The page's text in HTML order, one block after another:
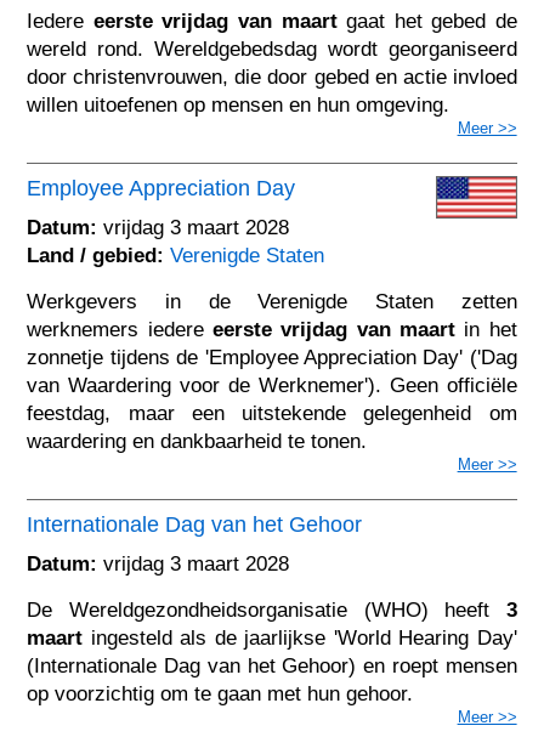
Iedere eerste vrijdag van maartgaat het gebed de
wereld rond. Wereldgebedsdag wordt georganiseerd
door christenvrouwen, die door gebed en actie invloed
willen uitoefenen op mensen en hun omgeving.
Meer >>
Employee Appreciation Day
Datum: vrijdag 3 maart 2028
Land / gebied: Verenigde Staten
Werkgevers in de Verenigde Staten zetten
werknemers iedereeerste vrijdag van maartin het
zonnetje tijdens de 'Employee Appreciation Day' ('Dag
van Waardering voor de Werknemer'). Geen officiële
feestdag, maar een uitstekende gelegenheid om
waardering en dankbaarheid te tonen.
Meer >>
Internationale Dag van het Gehoor
Datum: vrijdag 3 maart 2028
De Wereldgezondheidsorganisatie (WHO) heeft 3
maart ingesteld als de jaarlijkse 'World Hearing Day'
(Internationale Dag van het Gehoor) en roept mensen
op voorzichtig om te gaan met hun gehoor.
Meer >>